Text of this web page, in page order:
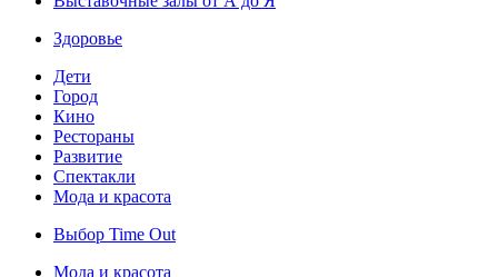
Здоровье
Дети
Город
Кино
Рестораны
Развитие
Спектакли
Мода и красота
Выбор Time Out
Мода и красота